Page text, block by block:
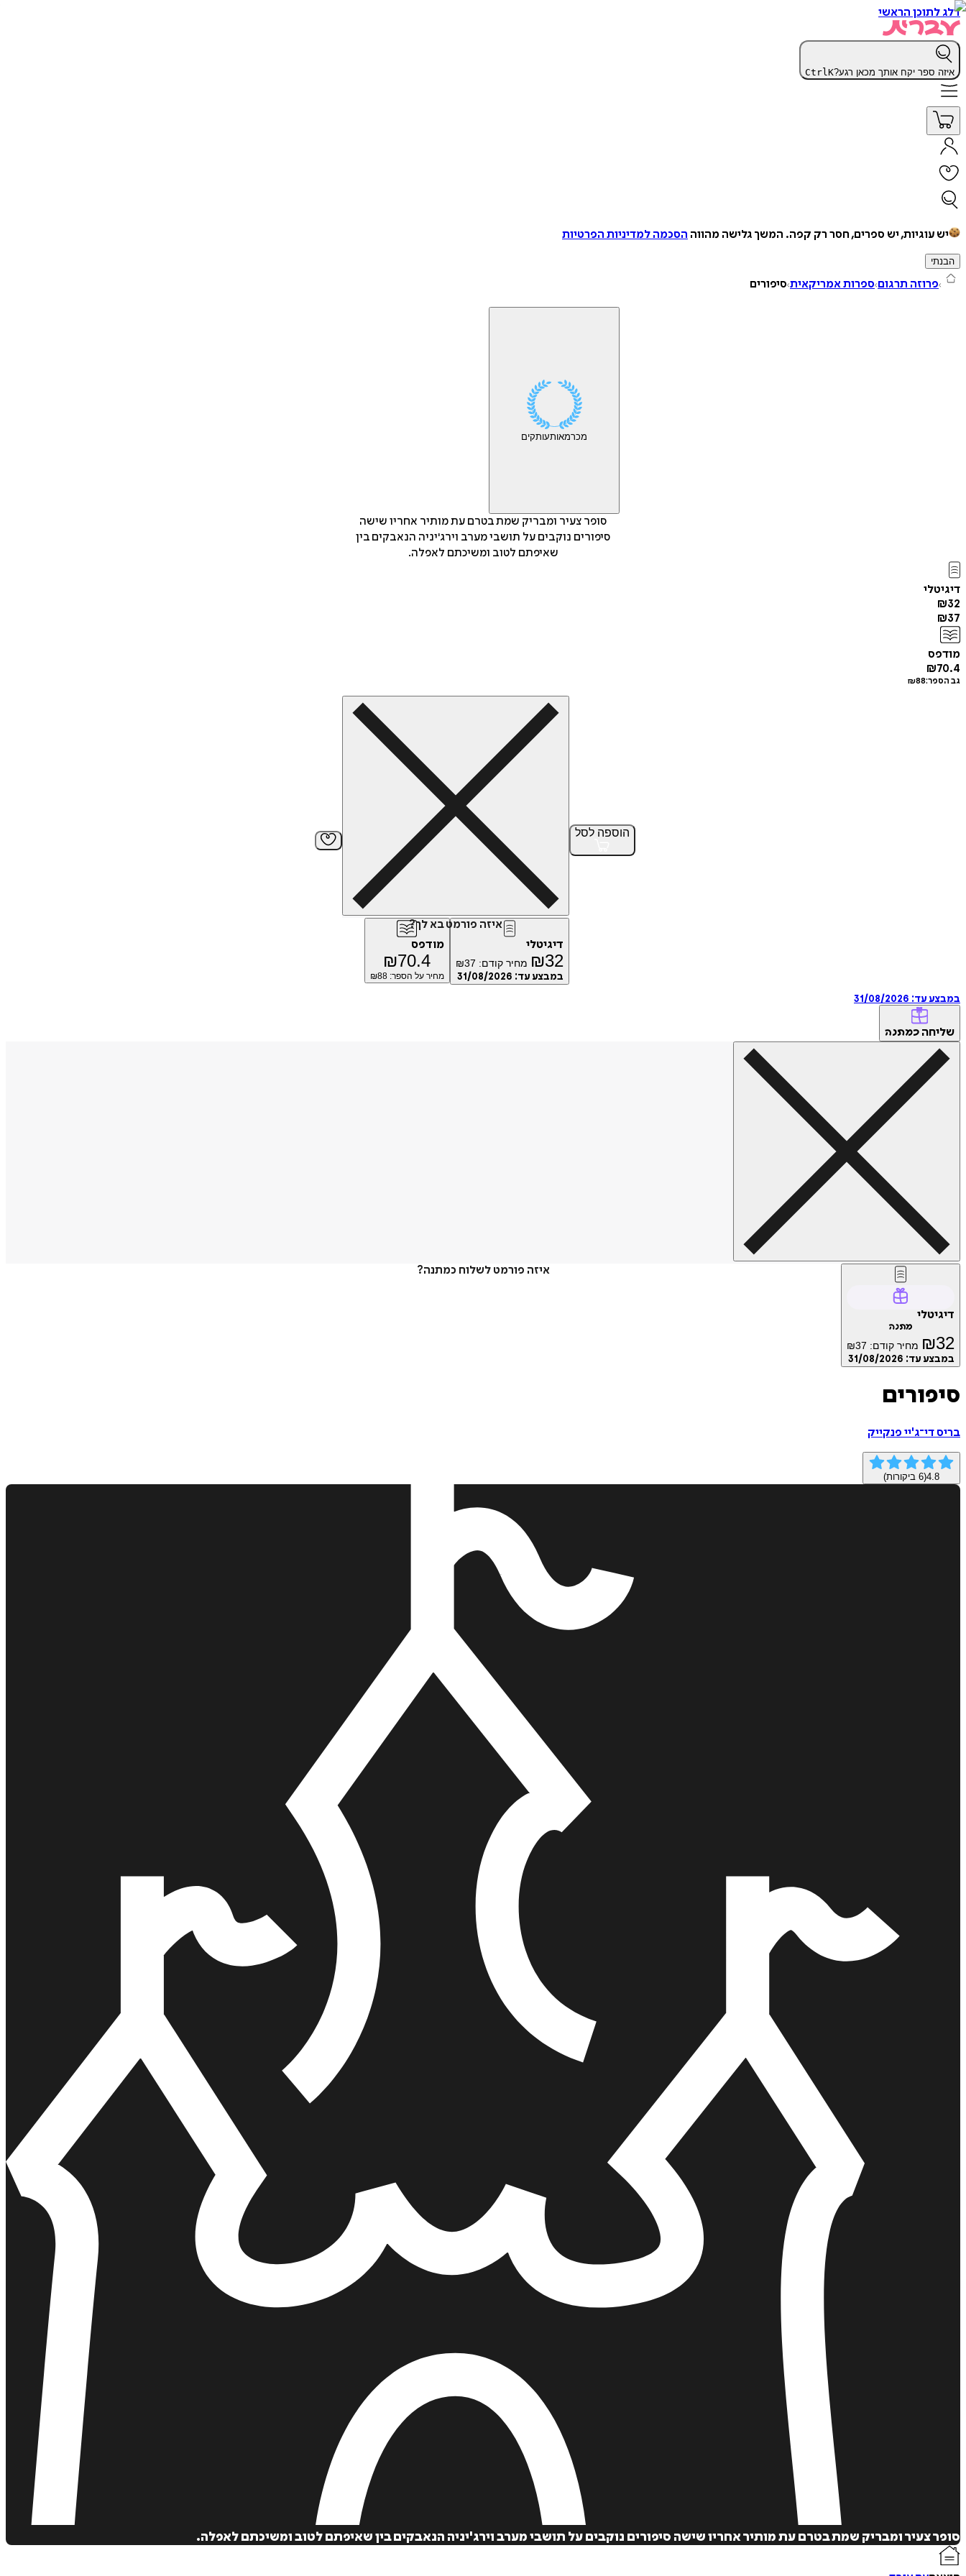
דלג לתוכן הראשי
איזה ספר יקח אותך מכאן רגע? CtrlK
יש עוגיות, יש ספרים, חסר רק קפה. המשך גלישה מהווה הסכמה למדיניות הפרטיות
הבנתי
פרוזה תרגום ספרות אמריקאית סיפורים
מכרמאותעותקים
סופר צעיר ומבריק שמת בטרם עת מותיר אחריו שישה
סיפורים נוקבים על תושבי מערב וירג'יניה הנאבקים בין
שאיפתם לטוב ומשיכתם לאפלה.
דיגיטלי
₪32
₪37
מודפס
₪70.4
גב הספר: ₪88
הוספה לסל
איזה פורמט בא לך?
דיגיטלי
₪32 מחיר קודם: ₪37
במבצע עד: 31/08/2026
מודפס
₪70.4
מחיר על הספר: ₪88
במבצע עד: 31/08/2026
שליחה כמתנה
איזה פורמט לשלוח כמתנה?
דיגיטלי
מתנה
₪32 מחיר קודם: ₪37
במבצע עד: 31/08/2026
לסל
איזה פורמט בא לך?
מחיר קודם:
במבצע עד:
31/08/2026
88
סיפורים
בריס די־ג'יי פנקייק
4.8
(
6 ביקורות)
סופר צעיר ומבריק שמת בטרם עת מותיר אחריו שישה סיפורים נוקבים על תושבי מערב וירג'יניה הנאבקים בין שאיפתם לטוב ומשיכתם לאפלה.